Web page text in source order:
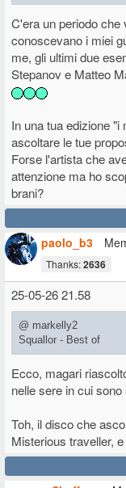
C'era un periodo
conoscevano i miei
me, gli ultimi due
Stepanov e Matteo
In una tua edizione "i
ascoltare le tue
Forse l'artista che
attenzione ma ho
brani?
paolo_b3
Thanks:2636
25-05-26 21.58
@ markelly2
Squallor - Best of
Ecco, magari
nelle sere in cui
Toh, il disco che
Misterious traveller,